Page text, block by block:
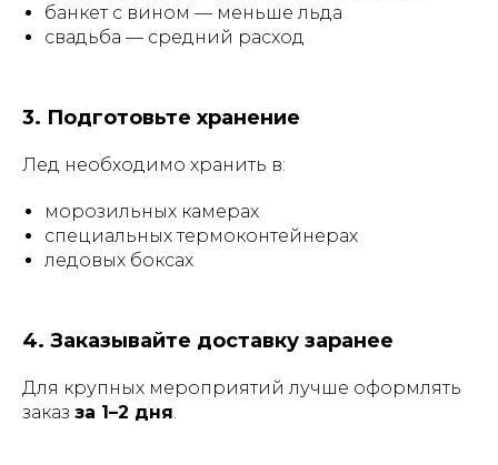
банкет с вином — меньше льда
свадьба — средний расход
3. Подготовьте хранение
Лед необходимо хранить в:
морозильных камерах
специальных термоконтейнерах
ледовых боксах
4. Заказывайте доставку заранее
Для крупных мероприятий лучше оформлять
заказ за 1–2 дня.